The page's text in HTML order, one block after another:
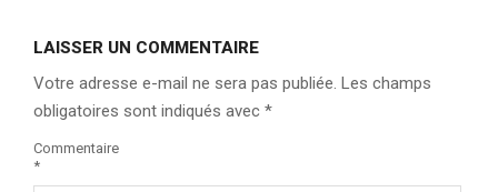
LAISSER UN COMMENTAIRE
Votre adresse e-mail ne sera pas publiée. Les champs
obligatoires sont indiqués avec *
Commentaire
*